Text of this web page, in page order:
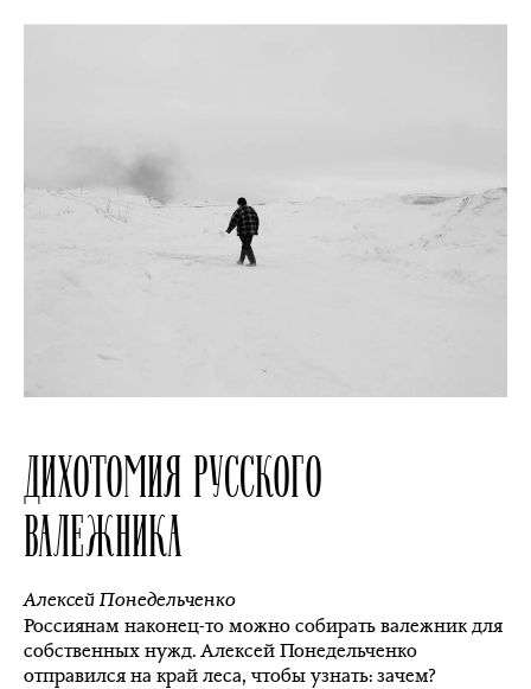
ДИХОТОМИЯ РУССКОГО
ВАЛЕЖНИКА
Алексей Понедельченко
Россиянам наконец-то можно собирать валежник для
собственных нужд. Алексей Понедельченко
отправился на край леса, чтобы узнать: зачем?